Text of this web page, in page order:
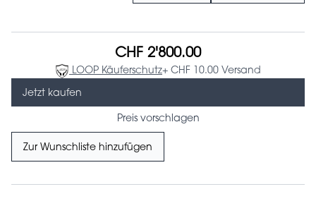
CHF 2'800.00
LOOP Käuferschutz+ CHF 10.00 Versand
Jetzt kaufen
Preis vorschlagen
Zur Wunschliste hinzufügen